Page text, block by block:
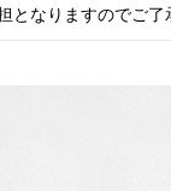
となりますのでご了